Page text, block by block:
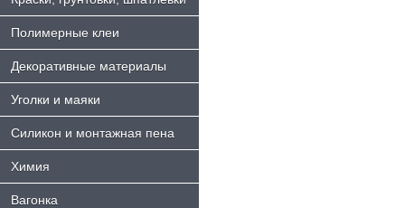
Полимерные клеи
Декоративные материалы
Уголки и маяки
Силикон и монтажная пена
Химия
Bагонка